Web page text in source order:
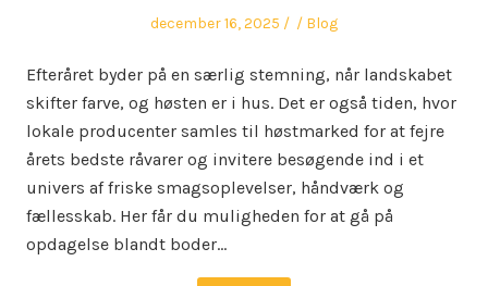
Posted
december 16, 2025 Author
Posted
Blog
Efteråret byder på en særlig stemning, når landskabet
skifter farve, og høsten er i hus. Det er også tiden, hvor
lokale producenter samles til høstmarked for at fejre
årets bedste råvarer og invitere besøgende ind i et
univers af friske smagsoplevelser, håndværk og
fællesskab. Her får du muligheden for at gå på
opdagelse blandt boder…